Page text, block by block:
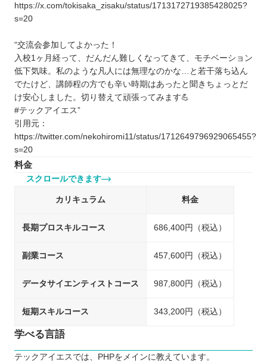
https://x.com/tokisaka_zisaku/status/1713172719385428025?
s=20
“交流会参加してよかった！
入校1ヶ月経って、だんだん難しくなってきて、モチベーション
低下気味。私のような凡人には無理なのかな…と若干落ち込ん
でたけど、講師程の方でも辛い時期はあったと聞きちょっとだ
け安心しました。切り替えて頑張ってみます💪
#テックアイエス”
引用元：
https://twitter.com/nekohiromi11/status/1712649796929065455?
s=20
料金
スクロールできます
カリキュラム 料金
長期プロスキルコース 686,400円（税込）
副業コース 457,600円（税込）
データサイエンティストコース 987,800円（税込）
短期スキルコース 343,200円（税込）
学べる言語
テックアイエスでは、PHPをメインに教えています。